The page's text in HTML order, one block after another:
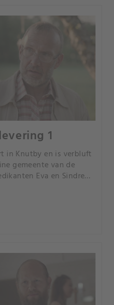
1
in Knutby en is verbluft
gemeente van de
Eva en Sindre
zelf in handen te